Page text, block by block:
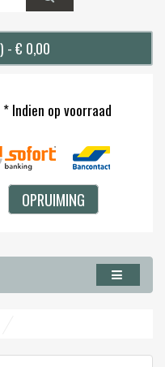
- € 0,00
* Indien op voorraad
OPRUIMING